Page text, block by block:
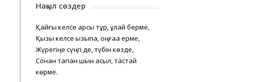
Нақыл сөздер
Қайғы келсе қарсы тұр, құлай берме,
Қызық келсе қызықпа, оңғаққа ерме,
Жүрегіңе сүңгі де, түбін көзде,
Сонан тапқан шын асыл, тастай
көрме.